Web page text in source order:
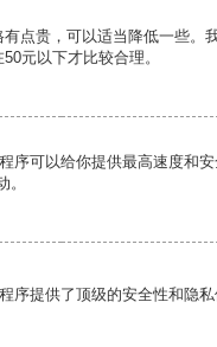
点贵，可以适当降低一些。
元以下才比较合理。
序可以给你提供最高速度和
序提供了顶级的安全性和隐私